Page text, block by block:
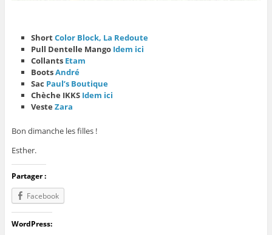
ShortColor Block, La Redoute
Pull Dentelle Mango Idem ici
Collants Etam
BootsAndré
Sac Paul’s Boutique
Chèche IKKS Idem ici
VesteZara
Bon dimanche les filles !
Esther.
Partager :
Facebook
WordPress: